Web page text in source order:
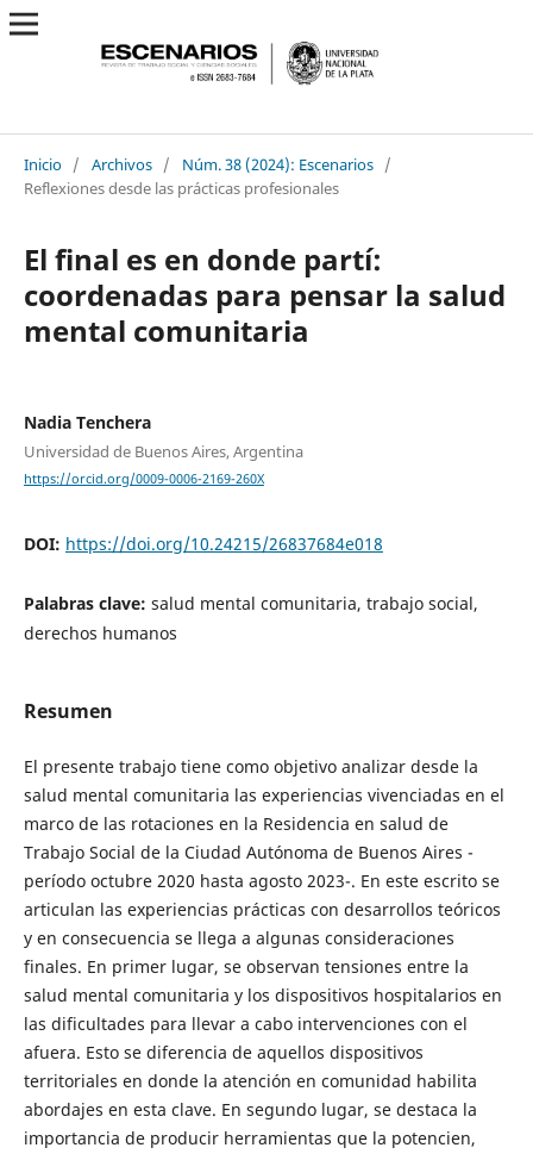
Inicio / Archivos / Núm. 38 (2024): Escenarios /
Reflexiones desde las prácticas profesionales
El final es en donde partí:
coordenadas para pensar la salud
mental comunitaria
Nadia Tenchera
Universidad de Buenos Aires, Argentina
https://orcid.org/0009-0006-2169-260X
DOI: https://doi.org/10.24215/26837684e018
Palabras clave: salud mental comunitaria, trabajo social,
derechos humanos
Resumen
El presente trabajo tiene como objetivo analizar desde la
salud mental comunitaria las experiencias vivenciadas en el
marco de las rotaciones en la Residencia en salud de
Trabajo Social de la Ciudad Autónoma de Buenos Aires -
período octubre 2020 hasta agosto 2023-. En este escrito se
articulan las experiencias prácticas con desarrollos teóricos
y en consecuencia se llega a algunas consideraciones
finales. En primer lugar, se observan tensiones entre la
salud mental comunitaria y los dispositivos hospitalarios en
las dificultades para llevar a cabo intervenciones con el
afuera. Esto se diferencia de aquellos dispositivos
territoriales en donde la atención en comunidad habilita
abordajes en esta clave. En segundo lugar, se destaca la
importancia de producir herramientas que la potencien,